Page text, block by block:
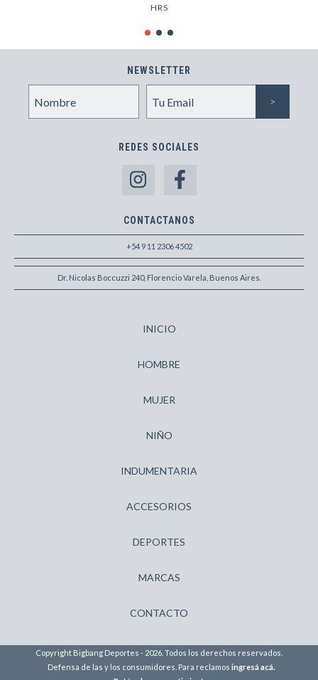
HRS
NEWSLETTER
REDES SOCIALES
CONTACTANOS
+54 9 11 2306 4502
Dr. Nicolas Boccuzzi 240, Florencio Varela, Buenos Aires.
INICIO
HOMBRE
MUJER
NIÑO
INDUMENTARIA
ACCESORIOS
DEPORTES
MARCAS
CONTACTO
Copyright Bigbang Deportes - 2026. Todos los derechos reservados.
Defensa de las y los consumidores. Para reclamos ingresá acá.